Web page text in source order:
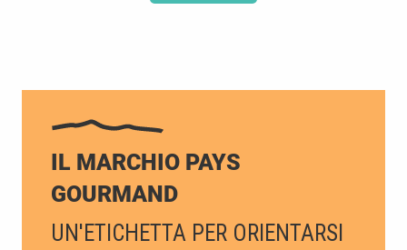
IL MARCHIO PAYS
GOURMAND
UN'ETICHETTA PER ORIENTARSI